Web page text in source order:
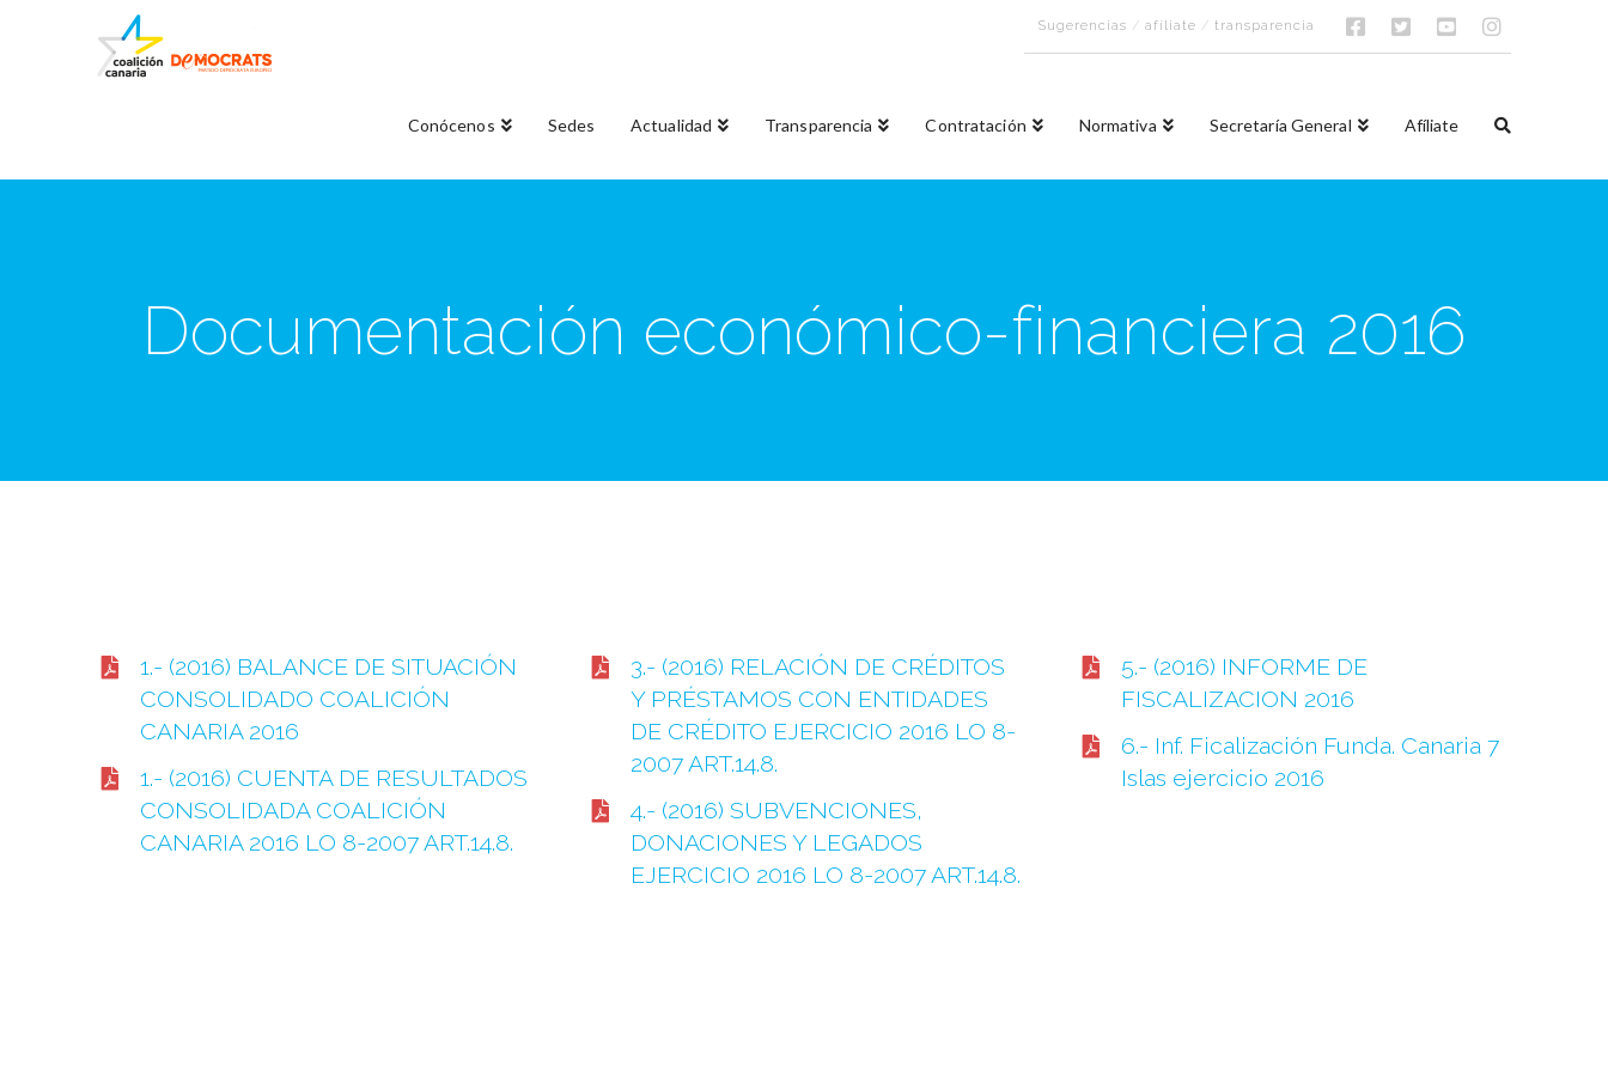
Sugerencias /afíliate /transparencia
Conócenos Sedes Actualidad Transparencia Contratación Normativa Secretaría General Afíliate
Documentación económico-financiera 2016
1.- (2016) BALANCE DE SITUACIÓN
CONSOLIDADO COALICIÓN
CANARIA 2016
1.- (2016) CUENTA DE RESULTADOS
CONSOLIDADA COALICIÓN
CANARIA 2016 LO 8-2007 ART.14.8.
3.- (2016) RELACIÓN DE CRÉDITOS
Y PRÉSTAMOS CON ENTIDADES
DE CRÉDITO EJERCICIO 2016 LO 8-
2007 ART.14.8.
4.- (2016) SUBVENCIONES,
DONACIONES Y LEGADOS
EJERCICIO 2016 LO 8-2007 ART.14.8.
5.- (2016) INFORME DE
FISCALIZACION 2016
6.- Inf. Ficalización Funda. Canaria 7
Islas ejercicio 2016